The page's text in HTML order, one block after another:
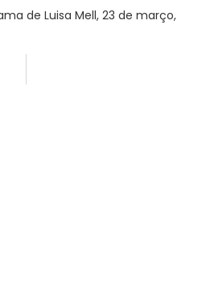
de Luisa Mell, 23 de março,